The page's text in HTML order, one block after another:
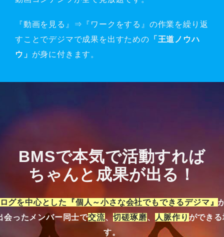
『動画を見る』⇒『ワークをする』の作業を繰り返
すことでデジマで成果を出すための 「王道ノウハ
ウ」 が身に付きます。
BMSで本気で活動すれば
ちゃんと成果が出る！
グを中心とした 『個人～小さな会社でもできるデジマ』
会ったメンバー同士で交流、切磋琢磨、 人脈作り ができ
す。